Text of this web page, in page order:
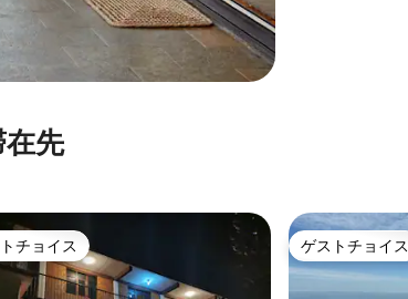
先
チョイス
チョイス ゲストチョイス
ゲストチョイス